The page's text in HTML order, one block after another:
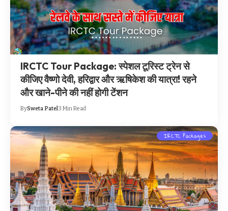
IRCTC Tour Package: स्पेशल टूरिस्ट ट्रेन से
कीजिए वैष्णो देवी, हरिद्वार और ऋषिकेश की यात्रा! रहने
और खाने-पीने की नहीं होगी टेंशन
BySweta Patel3 Min Read
IRCTC Packages